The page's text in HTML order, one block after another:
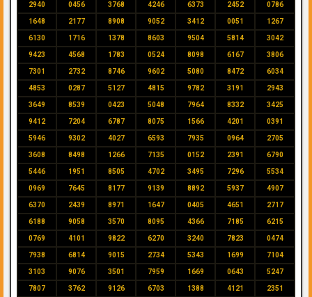
2940 0456 3768 4246 6373 2452 0786
1648 2177 8908 9052 3412 0051 1267
6130 1716 1378 8603 9504 5814 3042
9423 4568 1783 0524 8098 6167 3806
7301 2732 8746 9602 5080 8472 6034
4853 0287 5127 4815 9782 3191 2943
3649 8539 0423 5048 7964 8332 3425
9412 7204 6787 8075 1566 4201 0391
5946 9302 4027 6593 7935 0964 2705
3608 8498 1266 7135 0152 2391 6790
5446 1951 8505 4702 3495 7296 5534
0969 7645 8177 9139 8892 5937 4907
6370 2439 8971 1647 0405 4651 2717
6188 9058 3570 8095 4366 7185 6215
0769 4101 9822 6270 3240 7823 0474
7938 6814 9015 2734 5343 1699 7104
3103 9076 3501 7959 1669 0643 5247
7807 3762 9126 6703 1388 4121 2351